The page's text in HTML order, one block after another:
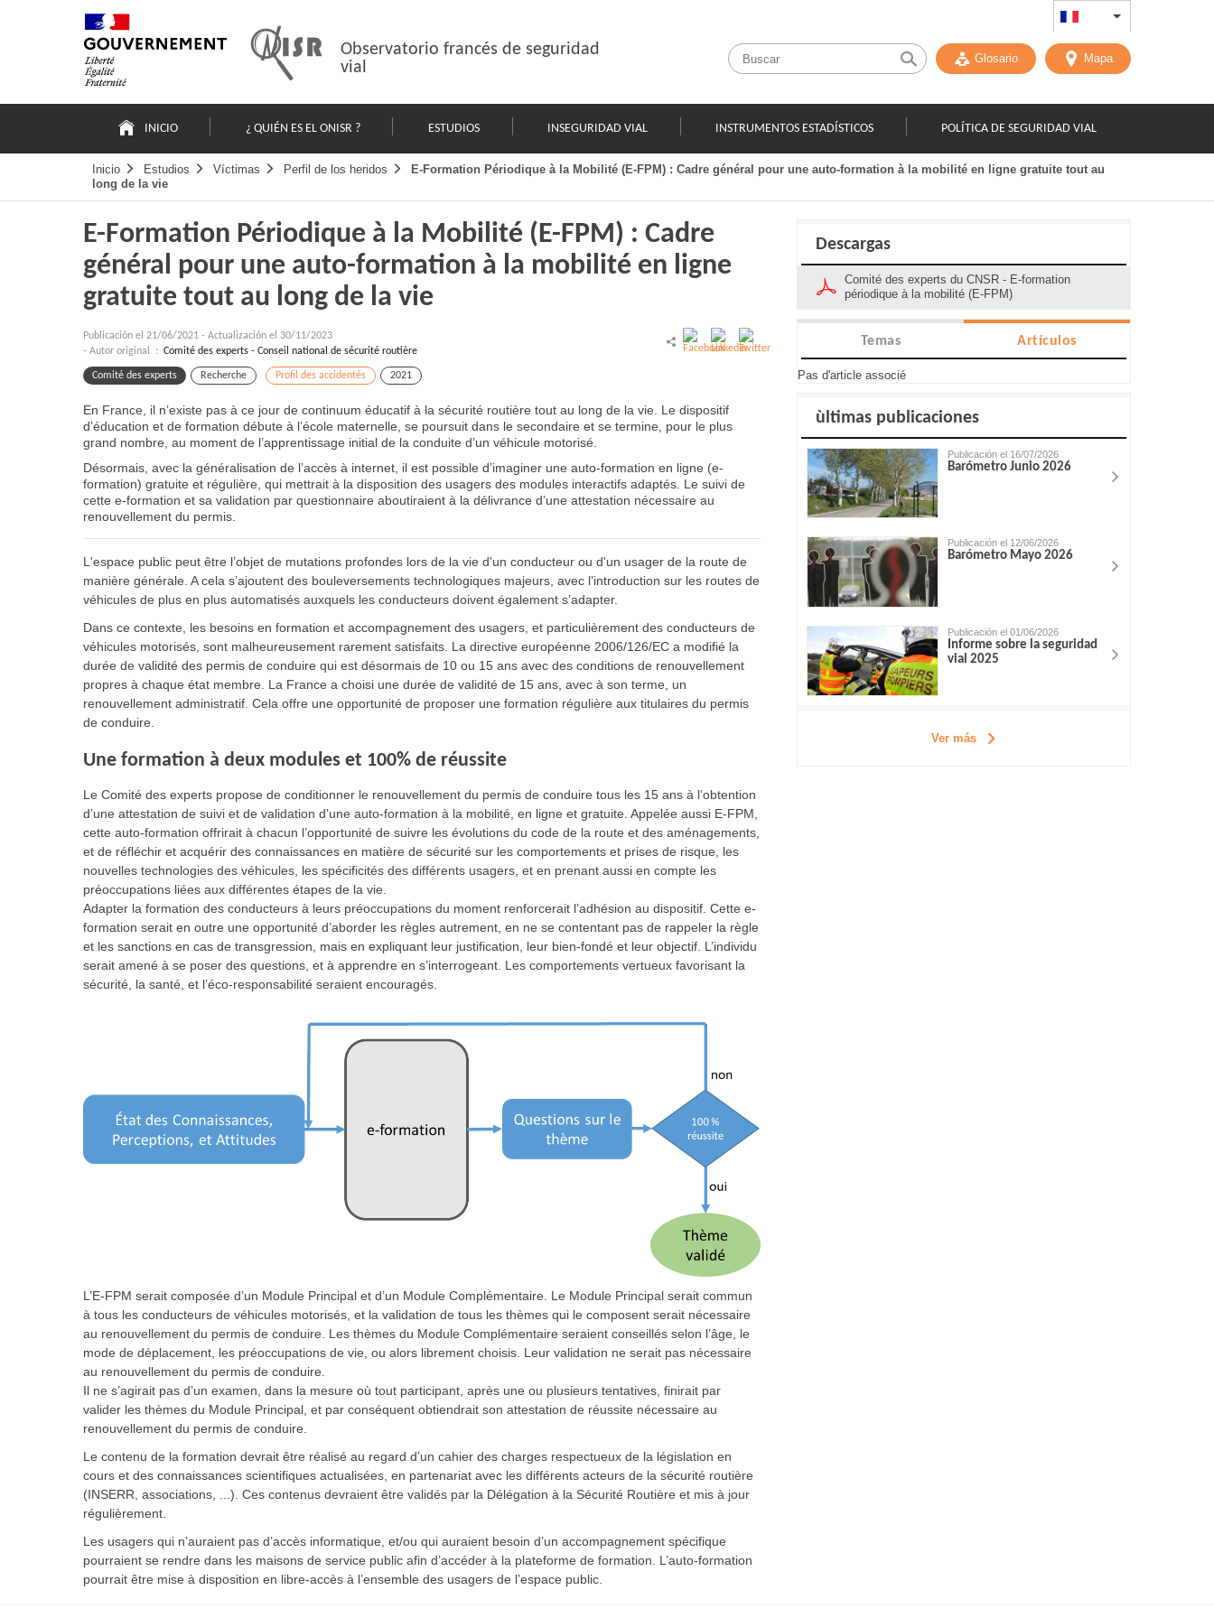
List additional
Observatorio francés de seguridad
vial
Glosario Mapa
principale
INICIO ¿ QUIÉN ES EL ONISR ? ESTUDIOS INSEGURIDAD VIAL INSTRUMENTOS ESTADÍSTICOS POLÍTICA DE SEGURIDAD VIAL
Inicio Estudios Víctimas Perfil de los heridos
E-Formation Périodique à la Mobilité (E-FPM) : Cadre général pour une auto-formation à la mobilité en ligne gratuite tout au
long de la vie
E-Formation Périodique à la Mobilité (E-FPM) : Cadre
général pour une auto-formation à la mobilité en ligne
gratuite tout au long de la vie
Publicación el 21/06/2021 - Actualización el 30/11/2023
- Autor original : Comité des experts - Conseil national de sécurité routière
Comité des experts Recherche Profil des accidentés 2021
En France, il n’existe pas à ce jour de continuum éducatif à la sécurité routière tout au long de la vie. Le dispositif
d’éducation et de formation débute à l’école maternelle, se poursuit dans le secondaire et se termine, pour le plus
grand nombre, au moment de l’apprentissage initial de la conduite d’un véhicule motorisé.
Désormais, avec la généralisation de l’accès à internet, il est possible d’imaginer une auto-formation en ligne (e-
formation) gratuite et régulière, qui mettrait à la disposition des usagers des modules interactifs adaptés. Le suivi de
cette e-formation et sa validation par questionnaire aboutiraient à la délivrance d’une attestation nécessaire au
renouvellement du permis.
L'espace public peut être l’objet de mutations profondes lors de la vie d'un conducteur ou d'un usager de la route de
manière générale. A cela s’ajoutent des bouleversements technologiques majeurs, avec l’introduction sur les routes de
véhicules de plus en plus automatisés auxquels les conducteurs doivent également s’adapter.
Dans ce contexte, les besoins en formation et accompagnement des usagers, et particulièrement des conducteurs de
véhicules motorisés, sont malheureusement rarement satisfaits. La directive européenne 2006/126/EC a modifié la
durée de validité des permis de conduire qui est désormais de 10 ou 15 ans avec des conditions de renouvellement
propres à chaque état membre. La France a choisi une durée de validité de 15 ans, avec à son terme, un
renouvellement administratif. Cela offre une opportunité de proposer une formation régulière aux titulaires du permis
de conduire.
Une formation à deux modules et 100% de réussite
Le Comité des experts propose de conditionner le renouvellement du permis de conduire tous les 15 ans à l’obtention
d’une attestation de suivi et de validation d’une auto-formation à la mobilité, en ligne et gratuite. Appelée aussi E-FPM,
cette auto-formation offrirait à chacun l’opportunité de suivre les évolutions du code de la route et des aménagements,
et de réfléchir et acquérir des connaissances en matière de sécurité sur les comportements et prises de risque, les
nouvelles technologies des véhicules, les spécificités des différents usagers, et en prenant aussi en compte les
préoccupations liées aux différentes étapes de la vie.
Adapter la formation des conducteurs à leurs préoccupations du moment renforcerait l’adhésion au dispositif. Cette e-
formation serait en outre une opportunité d’aborder les règles autrement, en ne se contentant pas de rappeler la règle
et les sanctions en cas de transgression, mais en expliquant leur justification, leur bien-fondé et leur objectif. L’individu
serait amené à se poser des questions, et à apprendre en s’interrogeant. Les comportements vertueux favorisant la
sécurité, la santé, et l’éco-responsabilité seraient encouragés.
L’E-FPM serait composée d’un Module Principal et d’un Module Complémentaire. Le Module Principal serait commun
à tous les conducteurs de véhicules motorisés, et la validation de tous les thèmes qui le composent serait nécessaire
au renouvellement du permis de conduire. Les thèmes du Module Complémentaire seraient conseillés selon l’âge, le
mode de déplacement, les préoccupations de vie, ou alors librement choisis. Leur validation ne serait pas nécessaire
au renouvellement du permis de conduire.
Il ne s’agirait pas d’un examen, dans la mesure où tout participant, après une ou plusieurs tentatives, finirait par
valider les thèmes du Module Principal, et par conséquent obtiendrait son attestation de réussite nécessaire au
renouvellement du permis de conduire.
Le contenu de la formation devrait être réalisé au regard d’un cahier des charges respectueux de la législation en
cours et des connaissances scientifiques actualisées, en partenariat avec les différents acteurs de la sécurité routière
(INSERR, associations, ...). Ces contenus devraient être validés par la Délégation à la Sécurité Routière et mis à jour
régulièrement.
Les usagers qui n’auraient pas d’accès informatique, et/ou qui auraient besoin d’un accompagnement spécifique
pourraient se rendre dans les maisons de service public afin d’accéder à la plateforme de formation. L’auto-formation
pourrait être mise à disposition en libre-accès à l’ensemble des usagers de l’espace public.
Descargas
Comité des experts du CNSR - E-formation
périodique à la mobilité (E-FPM)
Temas Artículos
Pas d'article associé
ùltimas publicaciones
Publicación el 16/07/2026
Barómetro Junio 2026
Publicación el 12/06/2026
Barómetro Mayo 2026
Publicación el 01/06/2026
Informe sobre la seguridad
vial 2025
Ver más